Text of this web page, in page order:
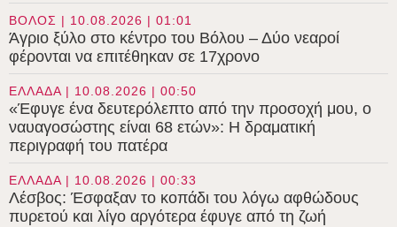
ΒΟΛΟΣ | 10.08.2026 | 01:01
Άγριο ξύλο στο κέντρο του Βόλου – Δύο νεαροί
φέρονται να επιτέθηκαν σε 17χρονο
ΕΛΛΑΔΑ | 10.08.2026 | 00:50
«Έφυγε ένα δευτερόλεπτο από την προσοχή μου, ο
ναυαγοσώστης είναι 68 ετών»: Η δραματική
περιγραφή του πατέρα
ΕΛΛΑΔΑ | 10.08.2026 | 00:33
Λέσβος: Έσφαξαν το κοπάδι του λόγω αφθώδους
πυρετού και λίγο αργότερα έφυγε από τη ζωή